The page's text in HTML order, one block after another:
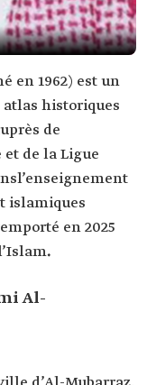
les atlas
d'Al-Ahsa.
en 1962) est un
historiques
de
et de la Ligue
islamiques
en 2025
.
Al-